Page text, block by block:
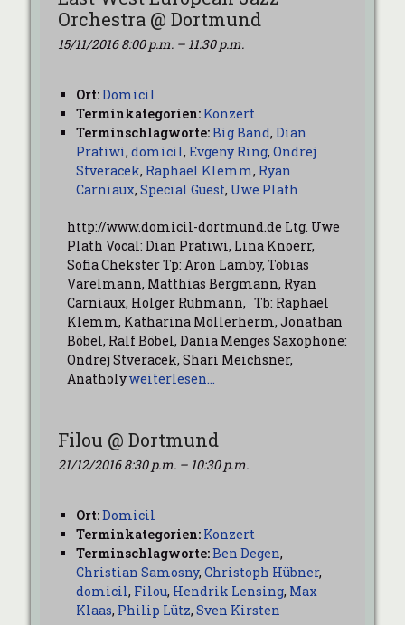
Orchestra @ Dortmund
15/11/2016 8:00 p.m. – 11:30 p.m.
Ort:Domicil
Terminkategorien: Konzert
Terminschlagworte:Big Band, Dian
Pratiwi, domicil, Evgeny Ring, Ondrej
Stveracek, Raphael Klemm, Ryan
Carniaux, Special Guest, Uwe Plath
http://www.domicil-dortmund.de Ltg. Uwe
Plath Vocal: Dian Pratiwi, Lina Knoerr,
Sofia Chekster Tp: Aron Lamby, Tobias
Varelmann, Matthias Bergmann, Ryan
Carniaux, Holger Ruhmann, Tb: Raphael
Klemm, Katharina Möllerherm, Jonathan
Böbel, Ralf Böbel, Dania Menges Saxophone:
Ondrej Stveracek, Shari Meichsner,
Anatholyweiterlesen…
Filou @ Dortmund
21/12/2016 8:30 p.m. – 10:30 p.m.
Ort:Domicil
Terminkategorien: Konzert
Terminschlagworte:Ben Degen,
Christian Samosny, Christoph Hübner,
domicil, Filou, Hendrik Lensing, Max
Klaas, Philip Lütz, Sven Kirsten